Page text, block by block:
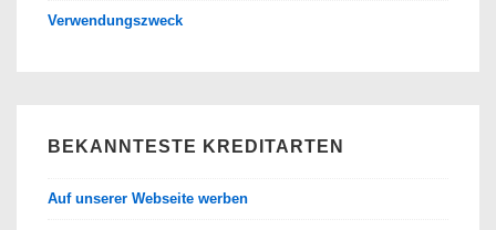
Verwendungszweck
BEKANNTESTE KREDITARTEN
Auf unserer Webseite werben